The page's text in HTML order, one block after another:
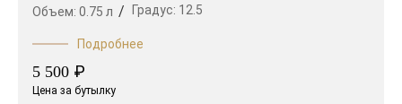
Объем: 0.75 л Градус: 12.5
Подробнее
5 500 ₽
Цена за бутылку